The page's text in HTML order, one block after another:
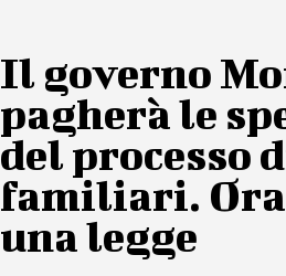
Il governo
pagherà le
del processo
familiari.
una legge